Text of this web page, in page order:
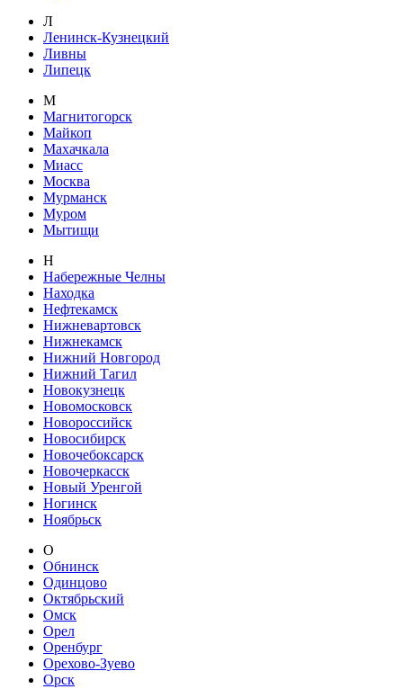
Л
Ленинск-Кузнецкий
Ливны
Липецк
М
Магнитогорск
Майкоп
Махачкала
Миасс
Москва
Мурманск
Муром
Мытищи
Н
Набережные Челны
Находка
Нефтекамск
Нижневартовск
Нижнекамск
Нижний Новгород
Нижний Тагил
Новокузнецк
Новомосковск
Новороссийск
Новосибирск
Новочебоксарск
Новочеркасск
Новый Уренгой
Ногинск
Ноябрьск
О
Обнинск
Одинцово
Октябрьский
Омск
Орел
Оренбург
Орехово-Зуево
Орск